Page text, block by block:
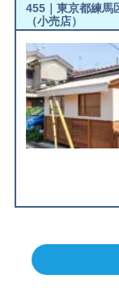
455｜東京都練馬
（小売店）